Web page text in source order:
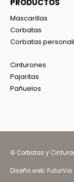
Mascarillas
Corbatas
Corbatas
Cinturones
Pajaritas
Pañuelos
© Corbatas y
Diseño web: FuturVia